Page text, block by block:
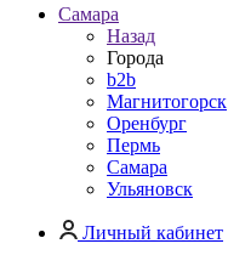
Самара
Назад
Города
b2b
Магнитогорск
Оренбург
Пермь
Самара
Ульяновск
Личный кабинет